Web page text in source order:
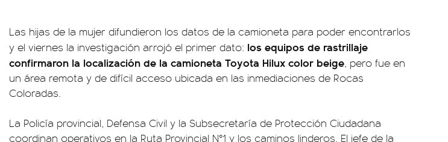
Las hijas de la mujer difundieron los datos de la camioneta para poder encontrarlos
y el viernes la investigación arrojó el primer dato: los equipos de rastrillaje
confirmaron la localización de la camioneta Toyota Hilux color beige, pero fue en
un área remota y de difícil acceso ubicada en las inmediaciones de Rocas
Coloradas.
La Policía provincial, Defensa Civil y la Subsecretaría de Protección Ciudadana
coordinan operativos en la Ruta Provincial N°1 y los caminos linderos. El jefe de la